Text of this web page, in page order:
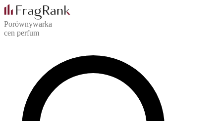
Porównywarka
cen perfum